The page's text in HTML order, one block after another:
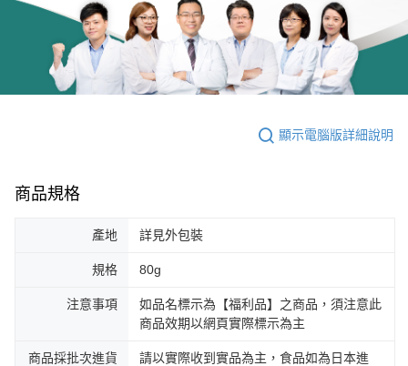
顯示電腦版詳細說明
商品規格
產地 詳見外包裝
規格 80g
注意事項
如品名標示為【福利品】之商品，須注意此
商品效期以網頁實際標示為主
商品採批次進貨
請以實際收到實品為主，食品如為日本進